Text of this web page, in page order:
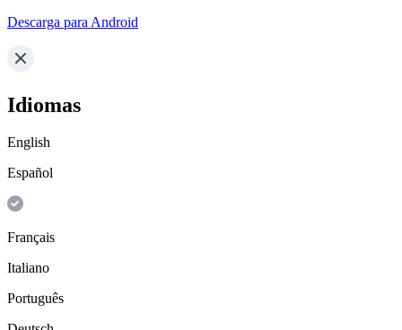
Descarga para Android
Idiomas
English
Español
Français
Italiano
Português